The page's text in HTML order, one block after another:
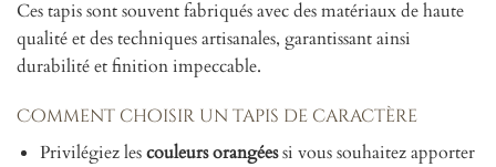
Ces tapis sont souvent fabriqués avec des matériaux de haute
qualité et des techniques artisanales, garantissant ainsi
durabilité et finition impeccable.
Comment choisir un tapis de caractère
Privilégiez lescouleurs orangéessi vous souhaitez apporter